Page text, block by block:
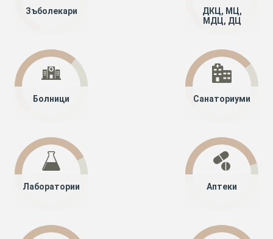
Зъболекари
ДКЦ, МЦ,
МДЦ, ДЦ
Болници Санаториуми
Лаборатории Аптеки